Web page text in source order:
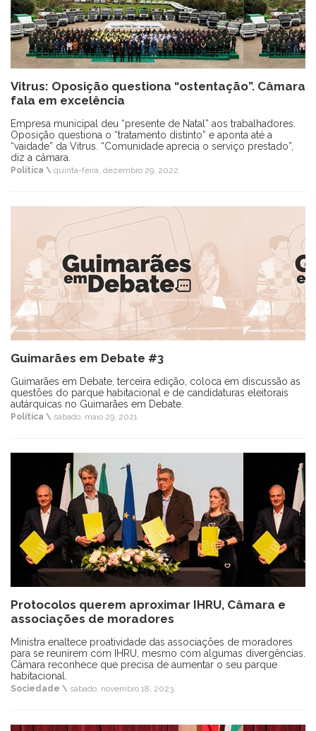
Vitrus: Oposição questiona “ostentação”. Câmara
fala em excelência
Empresa municipal deu “presente de Natal” aos trabalhadores.
Oposição questiona o “tratamento distinto” e aponta até a
“vaidade” da Vitrus. “Comunidade aprecia o serviço prestado”,
diz a câmara.
Política \ quinta-feira, dezembro 29, 2022
Guimarães em Debate #3
Guimarães em Debate, terceira edição, coloca em discussão as
questões do parque habitacional e de candidaturas eleitorais
autárquicas no Guimarães em Debate.
Política \ sábado, maio 29, 2021
Protocolos querem aproximar IHRU, Câmara e
associações de moradores
Ministra enaltece proatividade das associações de moradores
para se reunirem com IHRU, mesmo com algumas divergências.
Câmara reconhece que precisa de aumentar o seu parque
habitacional.
Sociedade \ sábado, novembro 18, 2023